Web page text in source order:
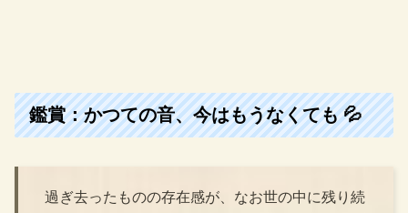
鑑賞：かつての音、今はもうなくても 💦
過ぎ去ったものの存在感が、なお世の中に残り続